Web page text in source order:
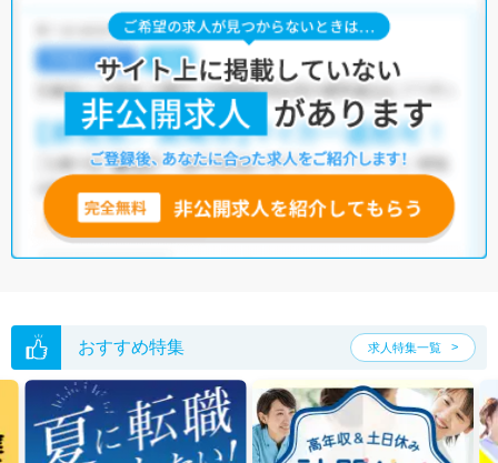
尾張旭市の理学療法士求人では以下のような条件が人気です。
土日祝休・積極採用中・ 残業少なめ 正社員(正職員)
・クリニック・介護福祉施設・訪問リハビリ(在宅医療)
リハビリ
・ 保育園
他の条件でも人気の求人がございますので、「こだわり条件」から検索
いただくか、お気軽にお問い合わせください。
全国の理学療法士求人
無料転職支援サービス
にお申し込みいただくと、ご希望条件をヒアリン
グした上で求人をご提案いたします。
い。
おすすめ特集 求人特集一覧